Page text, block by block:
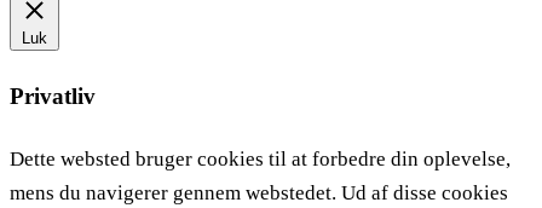
Luk
Privatliv
Dette websted bruger cookies til at forbedre din oplevelse,
mens du navigerer gennem webstedet. Ud af disse cookies